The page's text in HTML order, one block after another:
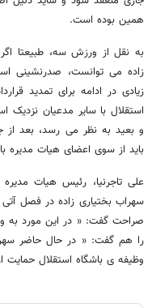
همین بوده است.
به نقل از ورزش سه، طبیعتا
زاده می توانست، صدرنشینی
زیادی در ادامه برای تمدید
استقلال با سایر مدعیان نزدیک
و بعید به نظر می رسد، بعد از
باید از سوی اعضای هیات مدیره
علی تاجرنیا، رئیس هیات
سهراب بختیاری زاده در فصل
صراحت گفت: « در این مورد به
را هم گفت: « در حال حاضر
وظیفه ی باشگاه استقلال حمایت